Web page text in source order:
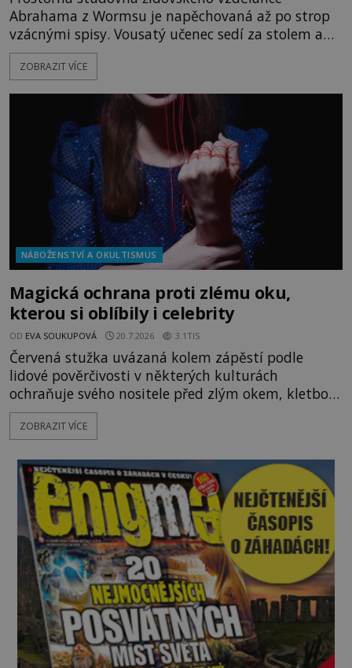
Abrahama z Wormsu je napěchovaná až po strop
vzácnými spisy. Vousatý učenec sedí za stolem a
před sebou má rozložený jeden z nejzáhadnějších
magických textů. Jde o Abramelinův grimoár, který
kouzla, jak si někteří myslí, nebo jde o pouhou
pověru? Už šest měsíců pobývá
ZOBRAZIT VÍCE
NÁBOŽENSTVÍ A OKULTISMUS
Magická ochrana proti zlému oku,
kterou si oblíbily i celebrity
OD EVA SOUKUPOVÁ 20.7.2026 3.1TIS
Červená stužka uvázaná kolem zápěstí podle
lidové pověrčivosti v některých kulturách
ochraňuje svého nositele před zlým okem, kletbou,
která může přivodit neštěstí či nemoc. S tímto
nenápadným symbolem magické ochrany lze
nebo Leonarda DiCapria. Na Blízkém východě a v
židovských komunitách po celém světě, je
ZOBRAZIT VÍCE